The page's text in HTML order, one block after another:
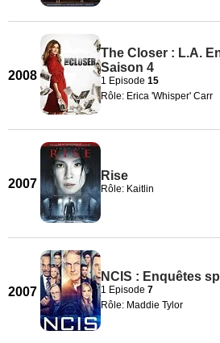
2008
The Closer : L.A.
Saison 4
1 Episode 15
Rôle: Erica 'Whisper' Carr
2007
Rise
Rôle: Kaitlin
2007
NCIS : Enquêtes
1 Episode 7
Rôle: Maddie Tylor